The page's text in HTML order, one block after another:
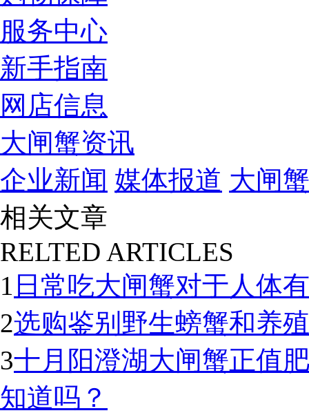
服务中心
新手指南
网店信息
大闸蟹资讯
企业新闻 媒体报道 大闸
相关文章
RELTED ARTICLES
1 日常吃大闸蟹对于人体
2选购鉴别野生螃蟹和养
3十月阳澄湖大闸蟹正值
知道吗？